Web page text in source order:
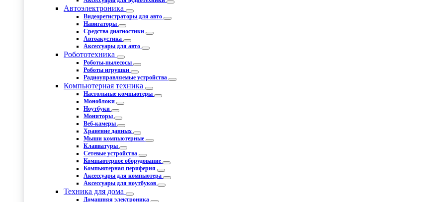
Автоэлектроника
Видеорегистраторы для авто
Навигаторы
Средства диагностики
Автоакустика
Аксессуары для авто
Робототехника
Роботы-пылесосы
Роботы игрушки
Радиоуправляемые устройства
Компьютерная техника
Настольные компьютеры
Моноблоки
Ноутбуки
Мониторы
Веб-камеры
Хранение данных
Мыши компьютерные
Клавиатуры
Сетевые устройства
Компьютерное оборудование
Компьютерная периферия
Аксессуары для компьютера
Аксессуары для ноутбуков
Техника для дома
Домашняя электроника